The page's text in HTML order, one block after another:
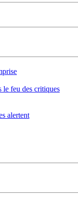
le feu des critiques
alertent